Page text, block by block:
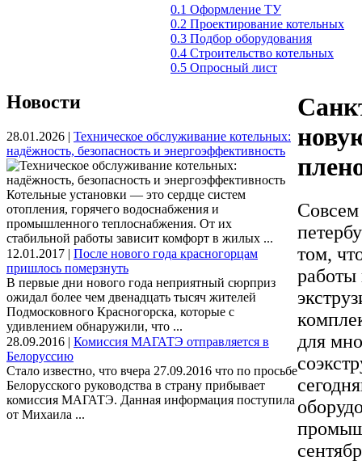
0.1 Оформление ТУ
0.2 Проектирование котельных
0.3 Подбор оборудования
0.4 Строительство котельных
0.5 Опросный лист
Новости
28.01.2026 | Техническое обслуживание котельных:
надёжность, безопасность и энергоэффективность
Котельные установки — это сердце систем
отопления, горячего водоснабжения и
промышленного теплоснабжения. От их
стабильной работы зависит комфорт в жилых ...
12.01.2017 | После нового года красногорцам
пришлось померзнуть
В первые дни нового года неприятный сюрприз
ожидал более чем двенадцать тысяч жителей
Подмосковного Красногорска, которые с
удивлением обнаружили, что ...
28.09.2016 | Комиссия МАГАТЭ отправляется в
Белоруссию
Стало известно, что вчера 27.09.2016 что по просьбе
Белорусского руководства в страну прибывает
комиссия МАГАТЭ. Данная информация поступила
от Михаила ...
том,
работы
для